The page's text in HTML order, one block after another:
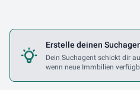
Erstelle deinen
Dein Suchagent schickt dir
wenn neue Immbilien